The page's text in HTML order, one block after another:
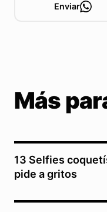
Enviar
Más
13 Selfies
pide a gritos